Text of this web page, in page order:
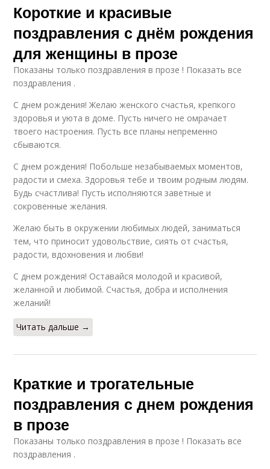
Короткие и красивые
поздравления с днём рождения
для женщины в прозе
Показаны только поздравления в прозе ! Показать все
поздравления .
С днем рождения! Желаю женского счастья, крепкого
здоровья и уюта в доме. Пусть ничего не омрачает
твоего настроения. Пусть все планы непременно
сбываются.
С днем рождения! Побольше незабываемых моментов,
радости и смеха. Здоровья тебе и твоим родным людям.
Будь счастлива! Пусть исполняются заветные и
сокровенные желания.
Желаю быть в окружении любимых людей, заниматься
тем, что приносит удовольствие, сиять от счастья,
радости, вдохновения и любви!
С днем рождения! Оставайся молодой и красивой,
желанной и любимой. Счастья, добра и исполнения
желаний!
Читать дальше →
Краткие и трогательные
поздравления с днем рождения
в прозе
Показаны только поздравления в прозе ! Показать все
поздравления .